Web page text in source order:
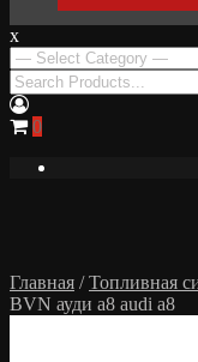
Разборка Audi A8
x
0
Главная /Топливная
BVN ауди а8 audi a8